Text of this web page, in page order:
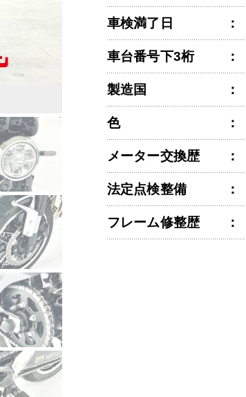
車検満了日
車台番号下3桁
製造国
色
メーター交換歴
法定点検整備
フレーム修整歴